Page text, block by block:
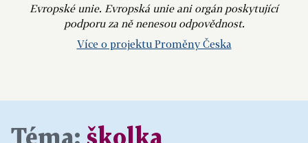
Evropské unie. Evropská unie ani orgán poskytující
podporu za ně nenesou odpovědnost.
Více o projektu Proměny Česka